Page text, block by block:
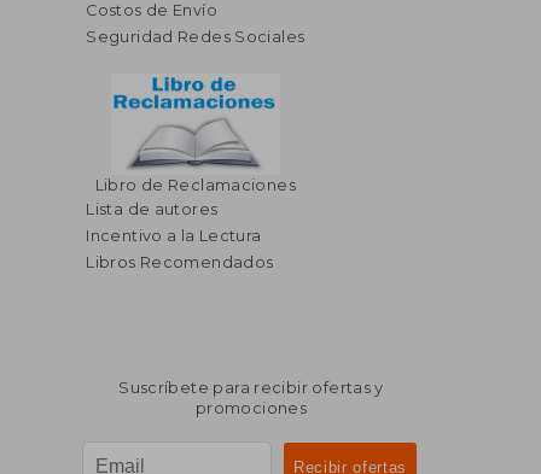
Costos de Envío
Seguridad Redes Sociales
Libro de Reclamaciones
Lista de autores
Incentivo a la Lectura
Libros Recomendados
Suscríbete para recibir ofertas y
promociones